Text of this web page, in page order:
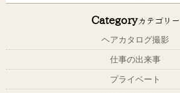
Categoryカテゴリー
ヘアカタログ撮影
仕事の出来事
プライベート